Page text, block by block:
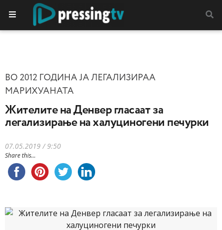
ВО 2012 ГОДИНА ЈА ЛЕГАЛИЗИРАА
МАРИХУАНАТА
Жителите на Денвер гласаат за
легализирање на халуциногени печурки
07.05.2019 / 9:50
Share this...